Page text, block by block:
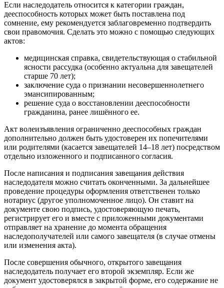
Если наследодатель относится к категории граждан,
дееспособность которых может быть поставлена под
сомнение, ему рекомендуется заблаговременно подтвердить
свои правомочия. Сделать это можно с помощью следующих
актов:
медицинская справка, свидетельствующая о стабильной
ясности рассудка (особенно актуальна для завещателей
старше 70 лет);
заключение суда о признании несовершеннолетнего
эмансипированным;
решение суда о восстановлении дееспособности
гражданина, ранее лишённого ее.
Акт волеизъявления ограниченно дееспособных граждан
дополнительно должен быть удостоверен их попечителями
или родителями (касается завещателей 14–18 лет) посредством
отдельно изложенного и подписанного согласия.
После написания и подписания завещания действия
наследодателя можно считать оконченными. За дальнейшее
проведение процедуры оформления ответственен только
нотариус (другое уполномоченное лицо). Он ставит на
документе свою подпись, удостоверяющую печать,
регистрирует его и вместе с приложенными документами
отправляет на хранение до момента обращения
наследополучателей или самого завещателя (в случае отмены
или изменения акта).
После совершения обычного, открытого завещания
наследодатель получает его второй экземпляр. Если же
документ удостоверялся в закрытой форме, его содержание не